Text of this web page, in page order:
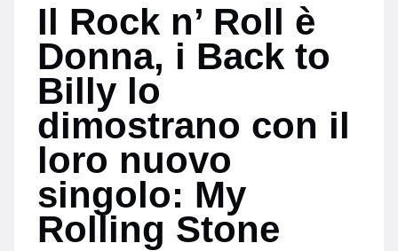
Il Rock n’ Roll è
Donna, i Back to
Billy lo
dimostrano con il
loro nuovo
singolo: My
Rolling Stone